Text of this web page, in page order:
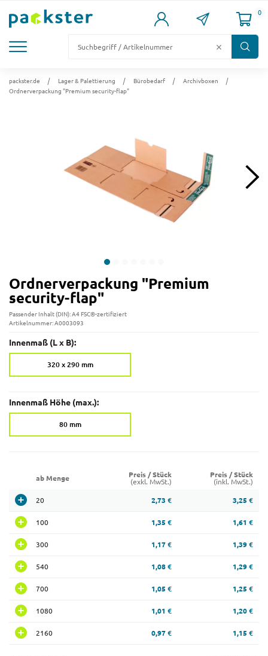
KARTONS
VERSANDKARTONS
VERSANDVERPACKUNG
FÜLL- & POLSTERMATERIAL
LAGER & PALETTIERUNG
0
packster.de Lager & Palettierung Bürobedarf
Archivboxen
Ordnerverpackung "Premium security-flap"
Ordnerverpackung "Premium
security-flap"
Passender Inhalt (DIN): A4 FSC®-zertifiziert
Artikelnummer: A0003093
Innenmaß (L x B):
320 x 290 mm
Innenmaß Höhe (max.):
80 mm
ab Menge
Preis / Stück
(exkl. MwSt.)
Preis / Stück
(inkl. MwSt.)
20 2,73 € 3,25 €
100 1,35 € 1,61 €
300 1,17 € 1,39 €
540 1,08 € 1,29 €
700 1,05 € 1,25 €
1080 1,01 € 1,20 €
2160 0,97 € 1,15 €